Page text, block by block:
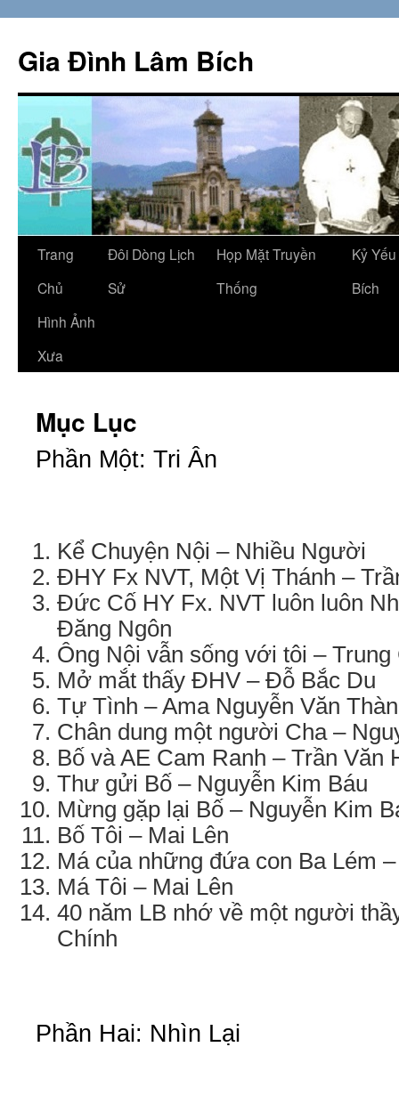
content
Gia Đình Lâm Bích
Trang
Chủ
Đôi Dòng Lịch
Sử
Họp Mặt Truyền
Thống
Kỷ
Bích
Hình Ảnh
Xưa
Mục Lục
Phần Một: Tri Ân
Kể Chuyện Nội – Nhiều Người
ĐHY Fx NVT, Một Vị Thánh –
Đức Cố HY Fx. NVT luôn luôn
Đăng Ngôn
Ông Nội vẫn sống với tôi – Trung
Mở mắt thấy ĐHV – Đỗ Bắc Du
Tự Tình – Ama Nguyễn Văn
Chân dung một người Cha –
Bố và AE Cam Ranh – Trần Văn
Thư gửi Bố – Nguyễn Kim Báu
Mừng gặp lại Bố – Nguyễn Kim
Bố Tôi – Mai Lên
Má của những đứa con Ba Lém
Má Tôi – Mai Lên
40 năm LB nhớ về một người
Chính
Phần Hai: Nhìn Lại